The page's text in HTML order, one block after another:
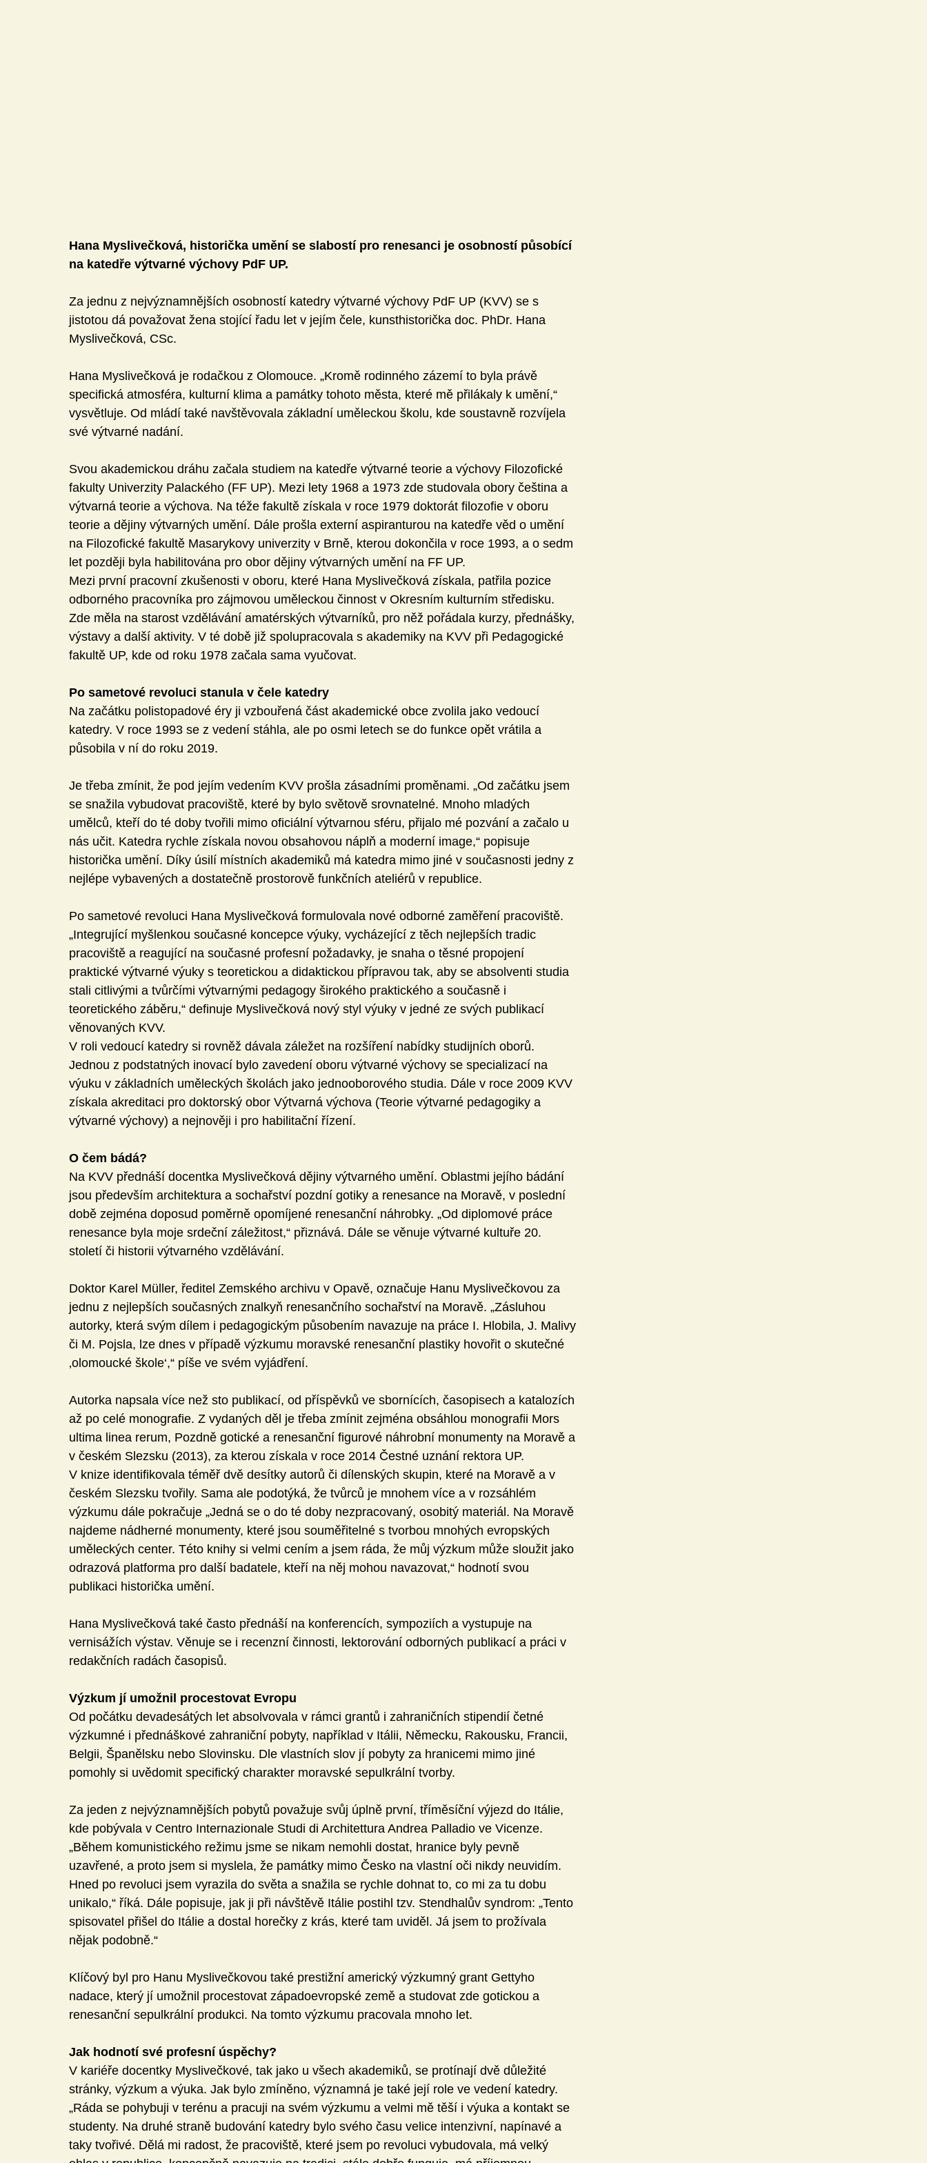
Hana Myslivečková, historička umění se slabostí pro renesanci je osobností působící
na katedře výtvarné výchovy PdF UP.
Za jednu z nejvýznamnějších osobností katedry výtvarné výchovy PdF UP (KVV) se s
jistotou dá považovat žena stojící řadu let v jejím čele, kunsthistorička doc. PhDr. Hana
Myslivečková, CSc.
Hana Myslivečková je rodačkou z Olomouce. „Kromě rodinného zázemí to byla právě
specifická atmosféra, kulturní klima a památky tohoto města, které mě přilákaly k umění,“
vysvětluje. Od mládí také navštěvovala základní uměleckou školu, kde soustavně rozvíjela
své výtvarné nadání.
Svou akademickou dráhu začala studiem na katedře výtvarné teorie a výchovy Filozofické
fakulty Univerzity Palackého (FF UP). Mezi lety 1968 a 1973 zde studovala obory čeština a
výtvarná teorie a výchova. Na téže fakultě získala v roce 1979 doktorát filozofie v oboru
teorie a dějiny výtvarných umění. Dále prošla externí aspiranturou na katedře věd o umění
na Filozofické fakultě Masarykovy univerzity v Brně, kterou dokončila v roce 1993, a o sedm
let později byla habilitována pro obor dějiny výtvarných umění na FF UP.
Mezi první pracovní zkušenosti v oboru, které Hana Myslivečková získala, patřila pozice
odborného pracovníka pro zájmovou uměleckou činnost v Okresním kulturním středisku.
Zde měla na starost vzdělávání amatérských výtvarníků, pro něž pořádala kurzy, přednášky,
výstavy a další aktivity. V té době již spolupracovala s akademiky na KVV při Pedagogické
fakultě UP, kde od roku 1978 začala sama vyučovat.
Po sametové revoluci stanula v čele katedry
Na začátku polistopadové éry ji vzbouřená část akademické obce zvolila jako vedoucí
katedry. V roce 1993 se z vedení stáhla, ale po osmi letech se do funkce opět vrátila a
působila v ní do roku 2019.
Je třeba zmínit, že pod jejím vedením KVV prošla zásadními proměnami. „Od začátku jsem
se snažila vybudovat pracoviště, které by bylo světově srovnatelné. Mnoho mladých
umělců, kteří do té doby tvořili mimo oficiální výtvarnou sféru, přijalo mé pozvání a začalo u
nás učit. Katedra rychle získala novou obsahovou náplň a moderní image,“ popisuje
historička umění. Díky úsilí místních akademiků má katedra mimo jiné v současnosti jedny z
nejlépe vybavených a dostatečně prostorově funkčních ateliérů v republice.
Po sametové revoluci Hana Myslivečková formulovala nové odborné zaměření pracoviště.
„Integrující myšlenkou současné koncepce výuky, vycházející z těch nejlepších tradic
pracoviště a reagující na současné profesní požadavky, je snaha o těsné propojení
praktické výtvarné výuky s teoretickou a didaktickou přípravou tak, aby se absolventi studia
stali citlivými a tvůrčími výtvarnými pedagogy širokého praktického a současně i
teoretického záběru,“ definuje Myslivečková nový styl výuky v jedné ze svých publikací
věnovaných KVV.
V roli vedoucí katedry si rovněž dávala záležet na rozšíření nabídky studijních oborů.
Jednou z podstatných inovací bylo zavedení oboru výtvarné výchovy se specializací na
výuku v základních uměleckých školách jako jednooborového studia. Dále v roce 2009 KVV
získala akreditaci pro doktorský obor Výtvarná výchova (Teorie výtvarné pedagogiky a
výtvarné výchovy) a nejnověji i pro habilitační řízení.
O čem bádá?
Na KVV přednáší docentka Myslivečková dějiny výtvarného umění. Oblastmi jejího bádání
jsou především architektura a sochařství pozdní gotiky a renesance na Moravě, v poslední
době zejména doposud poměrně opomíjené renesanční náhrobky. „Od diplomové práce
renesance byla moje srdeční záležitost,“ přiznává. Dále se věnuje výtvarné kultuře 20.
století či historii výtvarného vzdělávání.
Doktor Karel Müller, ředitel Zemského archivu v Opavě, označuje Hanu Myslivečkovou za
jednu z nejlepších současných znalkyň renesančního sochařství na Moravě. „Zásluhou
autorky, která svým dílem i pedagogickým působením navazuje na práce I. Hlobila, J. Malivy
či M. Pojsla, lze dnes v případě výzkumu moravské renesanční plastiky hovořit o skutečné
‚olomoucké škole‘,“ píše ve svém vyjádření.
Autorka napsala více než sto publikací, od příspěvků ve sbornících, časopisech a katalozích
až po celé monografie. Z vydaných děl je třeba zmínit zejména obsáhlou monografii Mors
ultima linea rerum, Pozdně gotické a renesanční figurové náhrobní monumenty na Moravě a
v českém Slezsku (2013), za kterou získala v roce 2014 Čestné uznání rektora UP.
V knize identifikovala téměř dvě desítky autorů či dílenských skupin, které na Moravě a v
českém Slezsku tvořily. Sama ale podotýká, že tvůrců je mnohem více a v rozsáhlém
výzkumu dále pokračuje „Jedná se o do té doby nezpracovaný, osobitý materiál. Na Moravě
najdeme nádherné monumenty, které jsou souměřitelné s tvorbou mnohých evropských
uměleckých center. Této knihy si velmi cením a jsem ráda, že můj výzkum může sloužit jako
odrazová platforma pro další badatele, kteří na něj mohou navazovat,“ hodnotí svou
publikaci historička umění.
Hana Myslivečková také často přednáší na konferencích, sympoziích a vystupuje na
vernisážích výstav. Věnuje se i recenzní činnosti, lektorování odborných publikací a práci v
redakčních radách časopisů.
Výzkum jí umožnil procestovat Evropu
Od počátku devadesátých let absolvovala v rámci grantů i zahraničních stipendií četné
výzkumné i přednáškové zahraniční pobyty, například v Itálii, Německu, Rakousku, Francii,
Belgii, Španělsku nebo Slovinsku. Dle vlastních slov jí pobyty za hranicemi mimo jiné
pomohly si uvědomit specifický charakter moravské sepulkrální tvorby.
Za jeden z nejvýznamnějších pobytů považuje svůj úplně první, tříměsíční výjezd do Itálie,
kde pobývala v Centro Internazionale Studi di Architettura Andrea Palladio ve Vicenze.
„Během komunistického režimu jsme se nikam nemohli dostat, hranice byly pevně
uzavřené, a proto jsem si myslela, že památky mimo Česko na vlastní oči nikdy neuvidím.
Hned po revoluci jsem vyrazila do světa a snažila se rychle dohnat to, co mi za tu dobu
unikalo,“ říká. Dále popisuje, jak ji při návštěvě Itálie postihl tzv. Stendhalův syndrom: „Tento
spisovatel přišel do Itálie a dostal horečky z krás, které tam uviděl. Já jsem to prožívala
nějak podobně.“
Klíčový byl pro Hanu Myslivečkovou také prestižní americký výzkumný grant Gettyho
nadace, který jí umožnil procestovat západoevropské země a studovat zde gotickou a
renesanční sepulkrální produkci. Na tomto výzkumu pracovala mnoho let.
Jak hodnotí své profesní úspěchy?
V kariéře docentky Myslivečkové, tak jako u všech akademiků, se protínají dvě důležité
stránky, výzkum a výuka. Jak bylo zmíněno, významná je také její role ve vedení katedry.
„Ráda se pohybuji v terénu a pracuji na svém výzkumu a velmi mě těší i výuka a kontakt se
studenty. Na druhé straně budování katedry bylo svého času velice intenzivní, napínavé a
taky tvořivé. Dělá mi radost, že pracoviště, které jsem po revoluci vybudovala, má velký